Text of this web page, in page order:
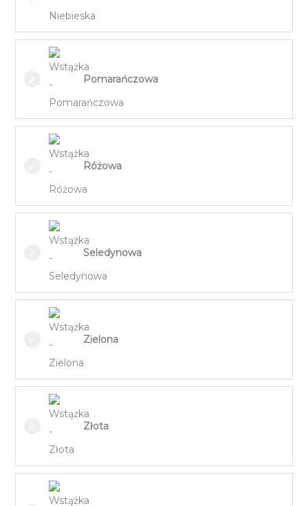
Pomarańczowa
Różowa
Seledynowa
Zielona
Złota